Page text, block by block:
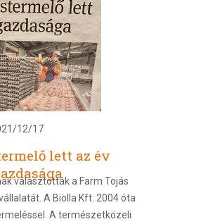
12/17
lett az év
választották a Farm Tojás
A Biolla Kft. 2004 óta
A természetközeli